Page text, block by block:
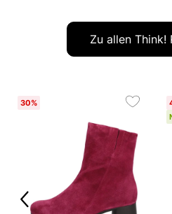
Zu allen Think!
30%